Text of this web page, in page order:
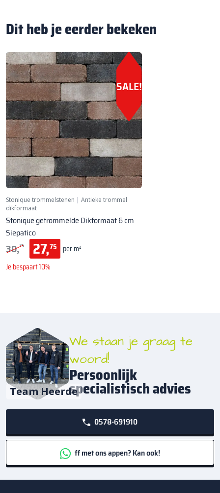
Dit heb je eerder bekeken
SALE!
Stonique trommelstenen | Antieke trommel
dikformaat
Stonique getrommelde Dikformaat 6 cm
Siepatico
30,75 27,75
per m²
Je bespaart 10%
Team Heerde
We staan je graag te
woord!
Persoonlijk
specialistisch advies
0578-691910
ff met ons appen? Kan ook!